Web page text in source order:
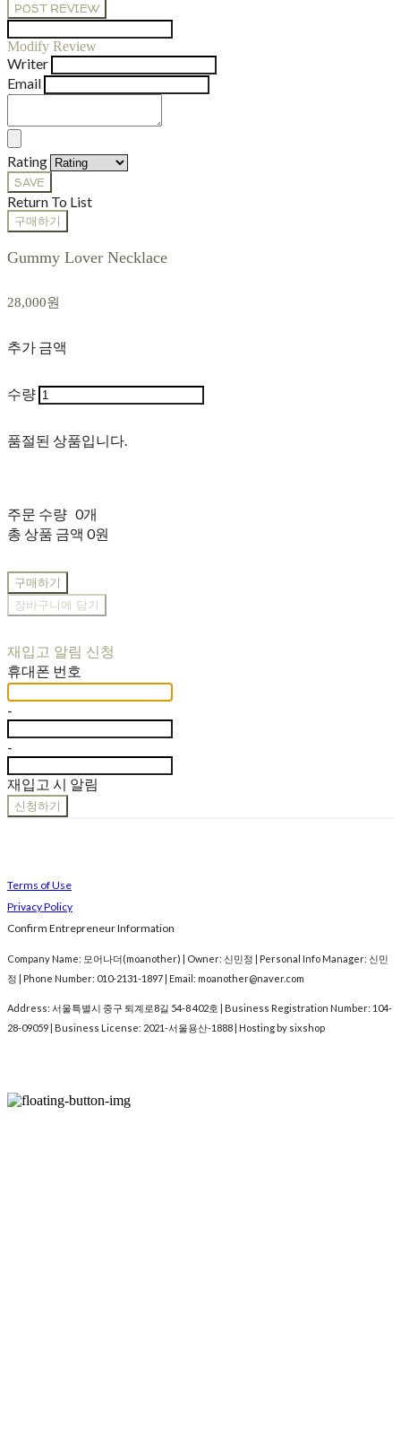
POST REVIEW
Modify Review
Writer
Email
Rating
SAVE
Return To List
구매하기
Gummy Lover Necklace
28,000원
추가 금액
수량
품절된 상품입니다.
주문 수량 0개
총 상품 금액 0원
구매하기
장바구니에 담기
재입고 알림 신청
휴대폰 번호
-
-
재입고 시 알림
신청하기
Terms of Use
Privacy Policy
Confirm Entrepreneur Information
Company Name: 모어나더(moanother) | Owner: 신민정 | Personal Info Manager: 신민
정 | Phone Number: 010-2131-1897 | Email: moanother@naver.com
Address: 서울특별시 중구 퇴계로8길 54-8 402호 | Business Registration Number: 104-
28-09059 | Business License: 2021-서울용산-1888 | Hosting by sixshop